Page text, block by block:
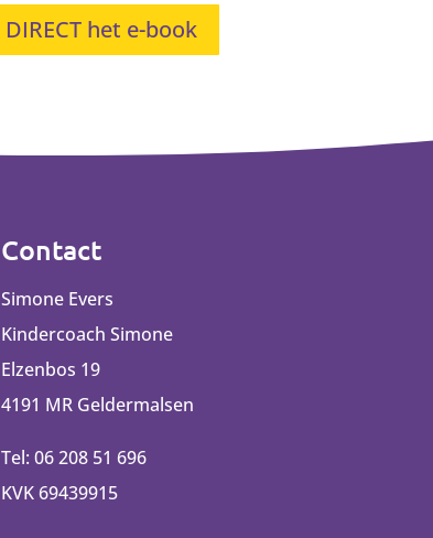
Contact
Simone Evers
Kindercoach Simone
Elzenbos 19
4191 MR Geldermalsen
Tel: 06 208 51 696
KVK 69439915